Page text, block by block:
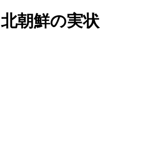
朝鮮の実状